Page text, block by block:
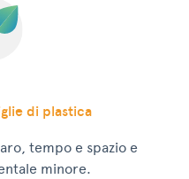
di plastica
tempo e spazio e
minore.